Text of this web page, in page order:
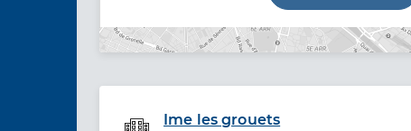
Ime les grouets